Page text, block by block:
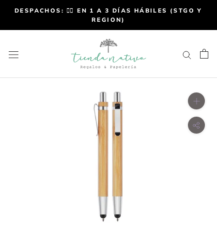
DESPACHOS: 👉🏼 EN 1 A 3 DÍAS HÁBILES (STGO Y
REGION)